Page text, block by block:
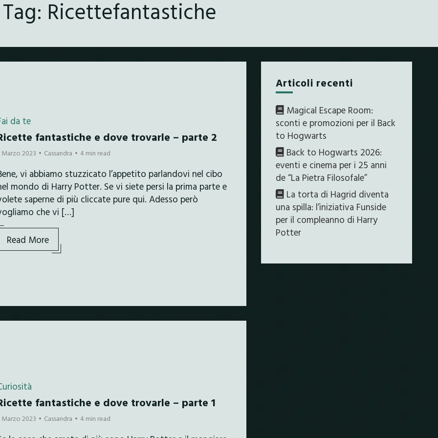
Tag: Ricettefantastiche
da te
fantastiche e dove trovarle – parte 2
Marzo 2023 Cassandra 4 min read
vi abbiamo stuzzicato l’appetito parlandovi nel cibo
mondo di Harry Potter. Se vi siete persi la prima parte e
saperne di più cliccate pure qui. Adesso però
che vi […]
Read More
fantastiche e dove trovarle – parte 1
Marzo 2023 Cassandra 4 min read
Articoli recenti
Magical Escape Room:
sconti e promozioni per il Back
to Hogwarts
Back to Hogwarts 2026:
eventi e cinema per i 25 anni
de “La Pietra Filosofale”
La torta di Hagrid diventa
una spilla: l’iniziativa Funside
per il compleanno di Harry
Potter